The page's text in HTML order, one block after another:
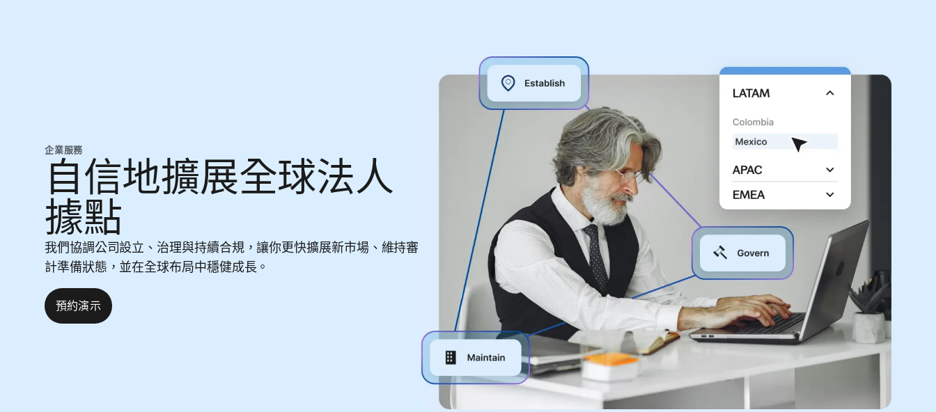
企業服務
自信地擴展全球法人
據點
我們協調公司設立、治理與持續合規，讓你更快擴展新市場、維持審
計準備狀態，並在全球布局中穩健成長。
預約演示